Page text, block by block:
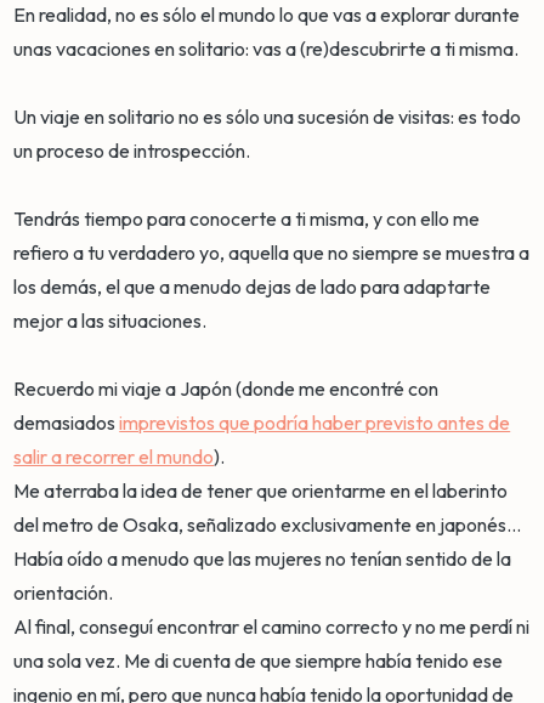
En realidad, no es sólo el mundo lo que vas a explorar durante
unas vacaciones en solitario: vas a (re)descubrirte a ti misma.
Un viaje en solitario no es sólo una sucesión de visitas: es todo
un proceso de introspección.
Tendrás tiempo para conocerte a ti misma, y con ello me
refiero a tu verdadero yo, aquella que no siempre se muestra a
los demás, el que a menudo dejas de lado para adaptarte
mejor a las situaciones.
Recuerdo mi viaje a Japón (donde me encontré con
demasiadosimprevistos que podría haber previsto antes de
salir a recorrer el mundo).
Me aterraba la idea de tener que orientarme en el laberinto
del metro de Osaka, señalizado exclusivamente en japonés...
Había oído a menudo que las mujeres no tenían sentido de la
orientación.
Al final, conseguí encontrar el camino correcto y no me perdí ni
una sola vez. Me di cuenta de que siempre había tenido ese
ingenio en mí, pero que nunca había tenido la oportunidad de